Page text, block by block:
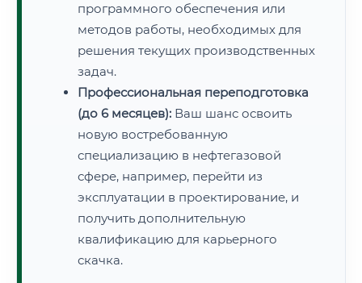
программного обеспечения или
методов работы, необходимых для
решения текущих производственных
задач.
Профессиональная переподготовка
(до 6 месяцев): Ваш шанс освоить
новую востребованную
специализацию в нефтегазовой
сфере, например, перейти из
эксплуатации в проектирование, и
получить дополнительную
квалификацию для карьерного
скачка.